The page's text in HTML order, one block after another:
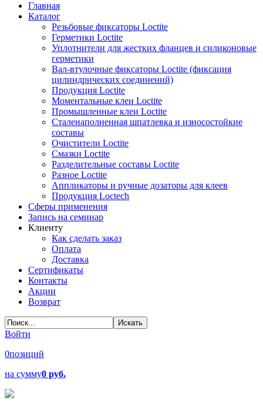
Главная
Каталог
Резьбовые фиксаторы Loctite
Герметики Loctite
Уплотнители для жестких фланцев и силиконовые
герметики
Вал-втулочные фиксаторы Loctite (фиксация
цилиндрических соединений)
Продукция Loctite
Моментальные клеи Loctite
Промышленные клеи Loctite
Сталенаполненная шпатлевка и износостойкие
составы
Очистители Loctite
Смазки Loctite
Разделительные составы Loctite
Разное Loctite
Аппликаторы и ручные дозаторы для клеев
Продукция Loctech
Сферы применения
Запись на семинар
Клиенту
Как сделать заказ
Оплата
Доставка
Сертификаты
Контакты
Акции
Возврат
Войти
0позиций
на сумму0 руб.